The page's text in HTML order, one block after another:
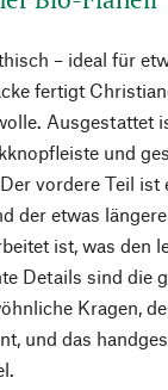
– ideal für
fertigt
Ausgestattet
und
vordere Teil
der etwas
ist, was den
Details sind die
Kragen,
und das